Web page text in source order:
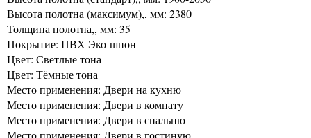
Высота полотна (максимум),, мм: 2380
Толщина полотна,, мм: 35
Покрытие: ПВХ Эко-шпон
Цвет: Светлые тона
Цвет: Тёмные тона
Место применения: Двери на кухню
Место применения: Двери в комнату
Место применения: Двери в спальню
Место применения: Двери в гостиную